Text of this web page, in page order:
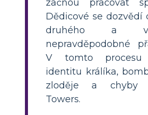
začnou pracovat
Dědicové se dozvědí
druhého a
nepravděpodobné
V tomto procesu
identitu králíka,
zloděje a chyby
Towers.